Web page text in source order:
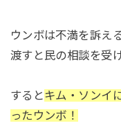
ウンボは不満を訴え
渡すと民の相談を受
すると キム・ソンイ
ったウンボ！